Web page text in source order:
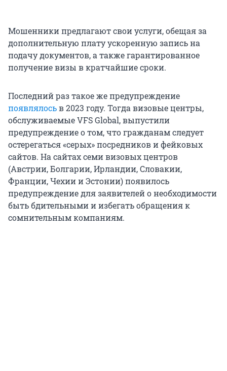
Мошенники предлагают свои услуги, обещая за
дополнительную плату ускоренную запись на
подачу документов, а также гарантированное
получение визы в кратчайшие сроки.
Последний раз такое же предупреждение
появлялосьв 2023 году. Тогда визовые центры,
обслуживаемые VFS Global, выпустили
предупреждение о том, что гражданам следует
остерегаться «серых» посредников и фейковых
сайтов. На сайтах семи визовых центров
(Австрии, Болгарии, Ирландии, Словакии,
Франции, Чехии и Эстонии) появилось
предупреждение для заявителей о необходимости
быть бдительными и избегать обращения к
сомнительным компаниям.